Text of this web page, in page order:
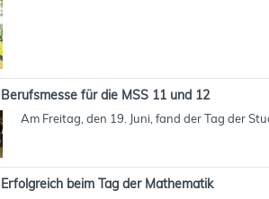
Berufsmesse für die MSS 11 und 12
Am Freitag, den 19. Juni, fand der Tag der
Erfolgreich beim Tag der Mathematik